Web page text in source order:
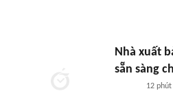
Nhà xuất
sẵn sàng
12 phút